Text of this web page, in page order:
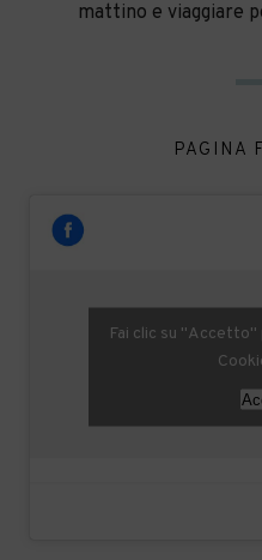
mattino e viaggiare
PAGINA
Fai clic su